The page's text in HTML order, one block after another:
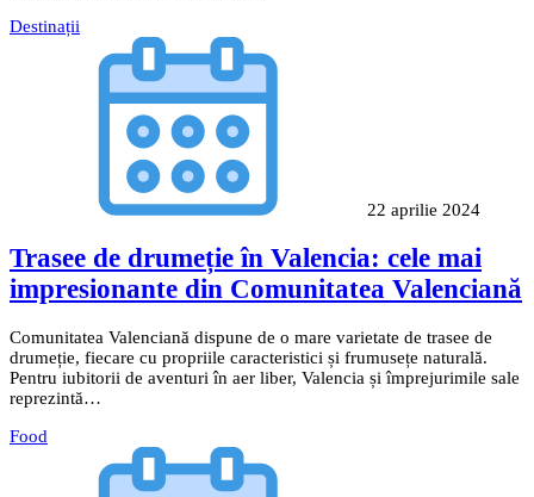
Destinații
22 aprilie 2024
Trasee de drumeție în Valencia: cele mai
impresionante din Comunitatea Valenciană
Comunitatea Valenciană dispune de o mare varietate de trasee de
drumeție, fiecare cu propriile caracteristici și frumusețe naturală.
Pentru iubitorii de aventuri în aer liber, Valencia și împrejurimile sale
reprezintă…
Food